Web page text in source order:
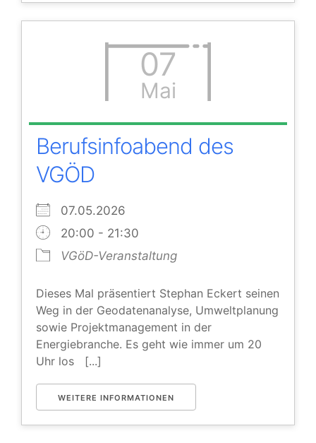
07
Mai
Berufsinfoabend des
VGÖD
07.05.2026
20:00 - 21:30
VGöD-Veranstaltung
Dieses Mal präsentiert Stephan Eckert seinen
Weg in der Geodatenanalyse, Umweltplanung
sowie Projektmanagement in der
Energiebranche. Es geht wie immer um 20
Uhr los [...]
WEITERE INFORMATIONEN